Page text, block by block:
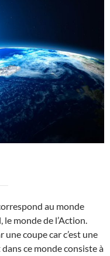
au monde
le monde de l’Action.
coupe car c’est une
ce monde consiste à